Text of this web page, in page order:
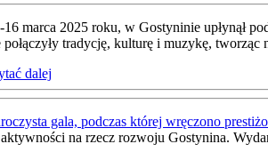
marca 2025 roku, w Gostyninie upłynął
tradycję, kulturę i muzykę, tworząc
dalej
gala, podczas której wręczono
na rzecz rozwoju Gostynina.